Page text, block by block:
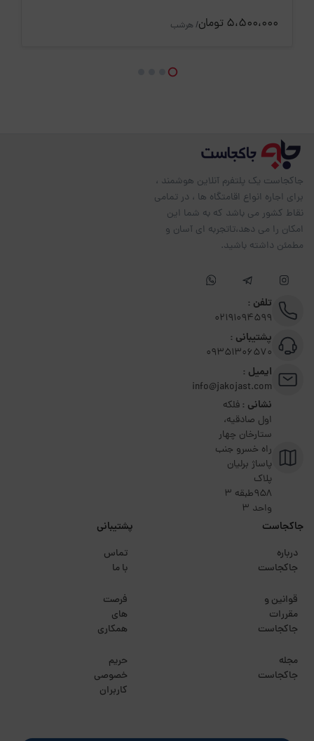
5،500،000 تومان / هرشب
جاکجاست یک پلتفرم آنلاین هوشمند ،
برای اجاره انواع اقامتگاه ها ، در تمامی
نقاط کشور می باشد که به شما این
امکان را می دهد،تاتجربه ای آسان و
مطمئن داشته باشید.
تلفن :
02191094599
پشتیبانی :
09351306570
ایمیل :
info@jakojast.com
نشانی :فلکه
اول صادقیه،
ستارخان چهار
راه خسرو جنب
پاساژ برلیان
پلاک
۹۵۸طبقه 3
واحد 3
جاکجاست
درباره
جاکجاست
قوانین و
مقررات
جاکجاست
مجله
جاکجاست
پشتیبانی
تماس
با ما
فرصت
های
همکاری
حریم
خصوصی
کاربران